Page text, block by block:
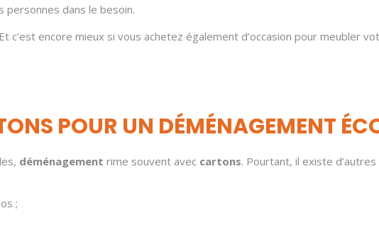
personnes dans le besoin.
c’est encore mieux si vous achetez également d’occasion pour meubler
POUR UN DÉMÉNAGEMENT
déménagement rime souvent avec cartons. Pourtant, il existe d’autres
;